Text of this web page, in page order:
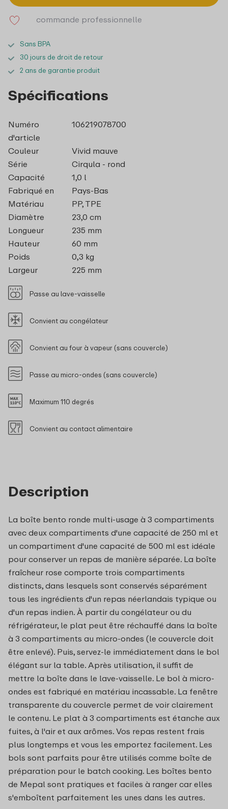
commande professionnelle
Sans BPA
30 jours de droit de retour
2 ans de garantie produit
Description
La boîte bento ronde multi-usage à 3 compartiments
avec deux compartiments d'une capacité de 250 ml et
un compartiment d'une capacité de 500 ml est idéale
pour conserver un repas de manière séparée. La boîte
fraîcheur rose comporte trois compartiments
distincts, dans lesquels sont conservés séparément
tous les ingrédients d'un repas néerlandais typique ou
d'un repas indien. À partir du congélateur ou du
réfrigérateur, le plat peut être réchauffé dans la boîte
à 3 compartiments au micro-ondes (le couvercle doit
être enlevé). Puis, servez-le immédiatement dans le bol
élégant sur la table. Après utilisation, il suffit de
mettre la boîte dans le lave-vaisselle. Le bol à micro-
ondes est fabriqué en matériau incassable. La fenêtre
transparente du couvercle permet de voir clairement
le contenu. Le plat à 3 compartiments est étanche aux
fuites, à l'air et aux arômes. Vos repas restent frais
plus longtemps et vous les emportez facilement. Les
bols sont parfaits pour être utilisés comme boîte de
préparation pour le batch cooking. Les boîtes bento
de Mepal sont pratiques et faciles à ranger car elles
s'emboîtent parfaitement les unes dans les autres.
Spécifications
Numéro
d'article
106219078700
Couleur
Vivid mauve
Série
Cirqula - rond
Capacité
1,0 l
Fabriqué en
Pays-Bas
Matériau
PP, TPE
Diamètre
23,0 cm
Longueur
235 mm
Hauteur
60 mm
Poids
0,3 kg
Largeur
225 mm
Passe au lave-vaisselle
Convient au congélateur
Convient au four à vapeur (sans couvercle)
Passe au micro-ondes (sans couvercle)
Maximum 110 degrés
Convient au contact alimentaire